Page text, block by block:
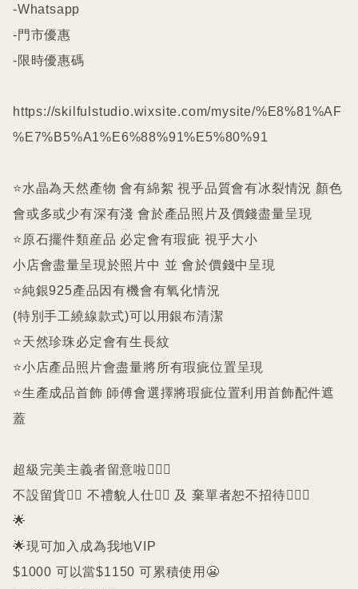
-Whatsapp
-門市優惠
-限時優惠碼
https://skilfulstudio.wixsite.com/mysite/%E8%81%AF
%E7%B5%A1%E6%88%91%E5%80%91
⭐️水晶為天然產物 會有綿絮 視乎品質會有冰裂情況 顏色
會或多或少有深有淺 會於產品照片及價錢盡量呈現
⭐️原石擺件類産品 必定會有瑕疵 視乎大小
小店會盡量呈現於照片中 並 會於價錢中呈現
⭐️純銀925產品因有機會有氧化情況
(特別手工繞線款式)可以用銀布清潔
⭐️天然珍珠必定會有生長紋
⭐️小店產品照片會盡量將所有瑕疵位置呈現
⭐️生產成品首飾 師傅會選擇將瑕疵位置利用首飾配件遮
蓋
超級完美主義者留意啦🙇🏻‍♀️
不設留貨🙅‍♀️ 不禮貌人仕🙅‍♀️ 及 棄單者恕不招待🙇🏻‍♀️
🌟
🌟現可加入成為我地VIP
$1000 可以當$1150 可累積使用😬